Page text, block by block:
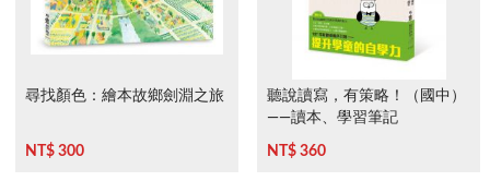
尋找顏色：繪本故鄉劍淵之旅
NT$ 300
聽說讀寫，有策略！（國中）
——讀本、學習筆記
NT$ 360